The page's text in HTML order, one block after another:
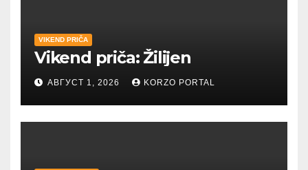
VIKEND PRIČA
Vikend priča: Žilijen
АВГУСТ 1, 2026 KORZO PORTAL